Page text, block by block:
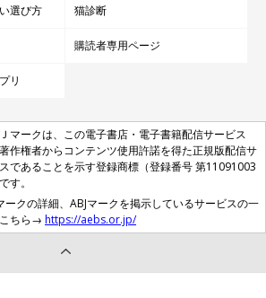
選び方 猫診断
購読者専用ページ
リ
マークは、この電子書店・電子書籍配信サービス
作権者からコンテンツ使用許諾を得た正規版配信サ
であることを示す登録商標（登録番号 第11091003
す。
ークの詳細、ABJマークを掲示しているサービスの一
ちら→ https://aebs.or.jp/